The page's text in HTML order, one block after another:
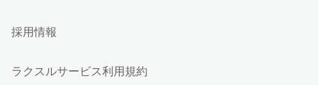
採用情報
ラクスルサービス利用規約